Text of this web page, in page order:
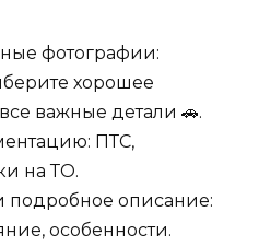
фотографии:
хорошее
важные детали 🚗.
ПТС,
на ТО.
описание:
особенности.